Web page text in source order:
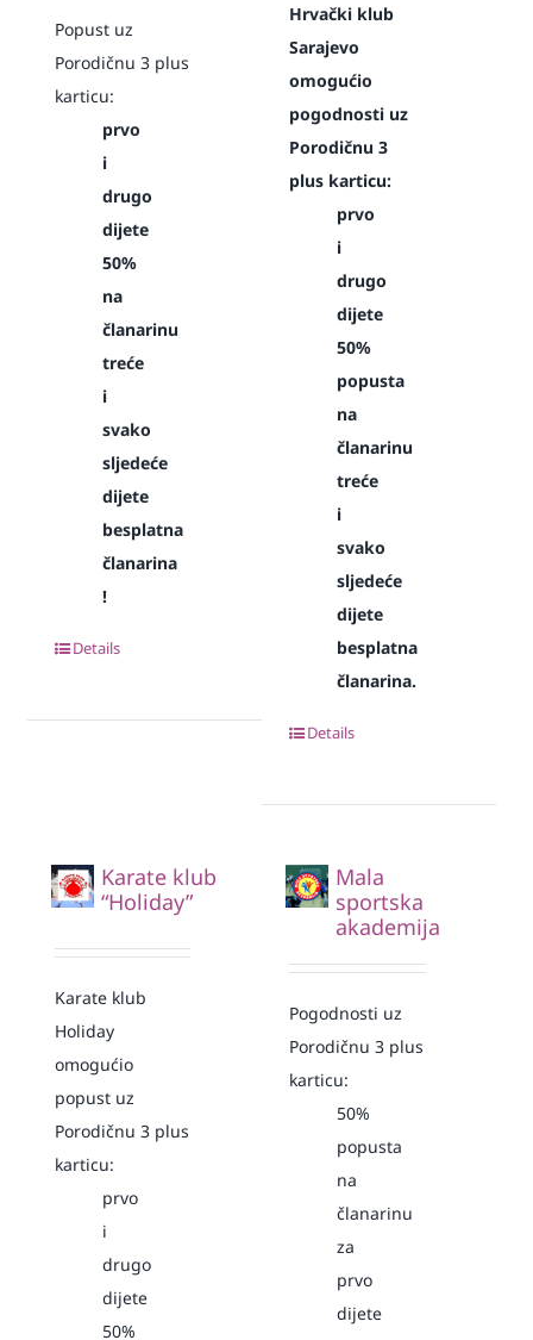
Popust uz
Porodičnu 3 plus
karticu:
prvo
i
drugo
dijete
50%
na
članarinu
treće
i
svako
sljedeće
dijete
besplatna
članarina
!
Details
Hrvački klub
Sarajevo
omogućio
pogodnosti uz
Porodičnu 3
plus karticu:
prvo
i
drugo
dijete
50%
popusta
na
članarinu
treće
i
svako
sljedeće
dijete
besplatna
članarina.
Details
Karate klub
“Holiday”
Karate klub
Holiday
omogućio
popust uz
Porodičnu 3 plus
karticu:
prvo
i
drugo
dijete
50%
Mala
sportska
akademija
Pogodnosti uz
Porodičnu 3 plus
karticu:
50%
popusta
na
članarinu
za
prvo
dijete